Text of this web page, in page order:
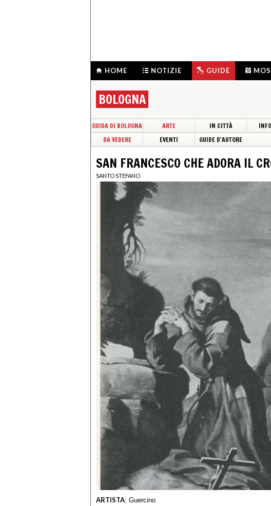
HOME NOTIZIE GUIDE
BOLOGNA
GUIDA DI BOLOGNA ARTE IN CITTÀ
DA VEDERE
EVENTI GUIDE D'AUTORE
SAN FRANCESCO CHE ADORA IL
SANTO STEFANO
ARTISTA: Guercino